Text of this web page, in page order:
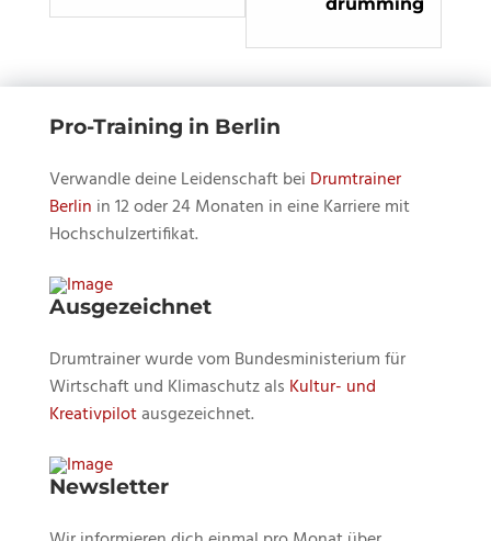
African
Vibes
Prof.
Michael
African
Pro-Training in Berlin
Verwandle deine Leidenschaft bei Drumtrainer
Berlin in 12 oder 24 Monaten in eine Karriere mit
Hochschulzertifikat.
Ausgezeichnet
Drumtrainer wurde vom Bundesministerium für
Wirtschaft und Klimaschutz als Kultur- und
Kreativpilotausgezeichnet.
Newsletter